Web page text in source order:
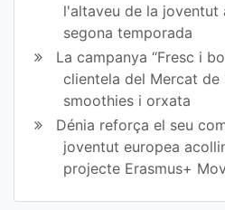
l'altaveu de la joventut
segona temporada
La campanya “Fresc i
clientela del Mercat de
smoothies i orxata
Dénia reforça el seu
joventut europea
projecte Erasmus+